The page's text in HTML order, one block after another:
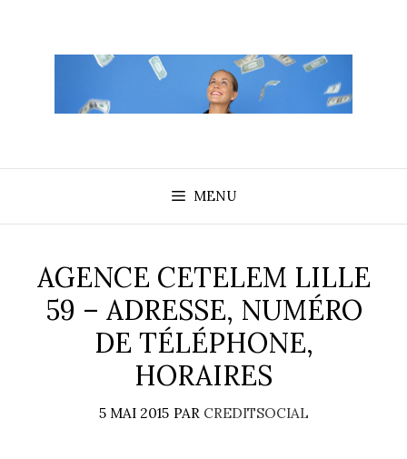
contenu
MENU
AGENCE CETELEM LILLE
59 – ADRESSE, NUMÉRO
DE TÉLÉPHONE,
HORAIRES
5 MAI 2015 PAR CREDITSOCIAL